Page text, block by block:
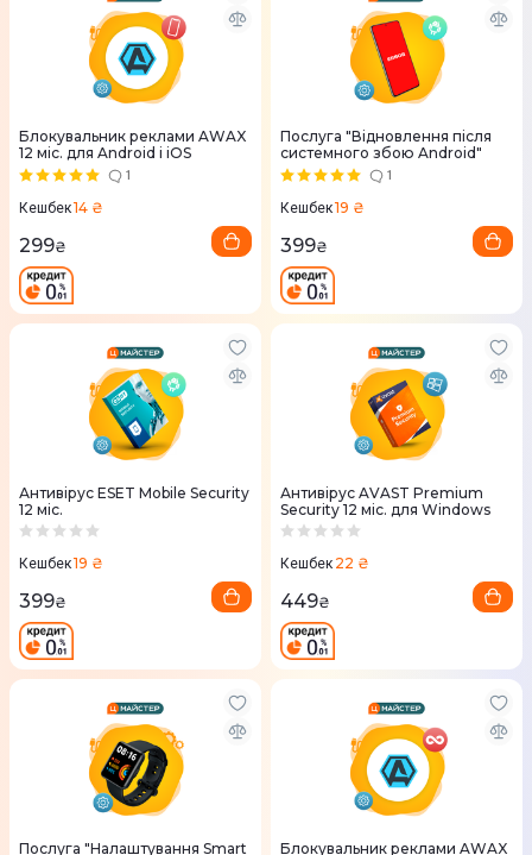
Блокувальник реклами AWAX
12 міс. для Android і iOS
1
Кешбек14 ₴
299₴
Послуга "Відновлення після
системного збою Android"
1
Кешбек19 ₴
399₴
Антивірус ESET Mobile Security
12 міс.
Кешбек19 ₴
399₴
Антивірус AVAST Premium
Security 12 міс. для Windows
Кешбек 22 ₴
449₴
Послуга "Налаштування Smart
Блокувальник реклами AWAX